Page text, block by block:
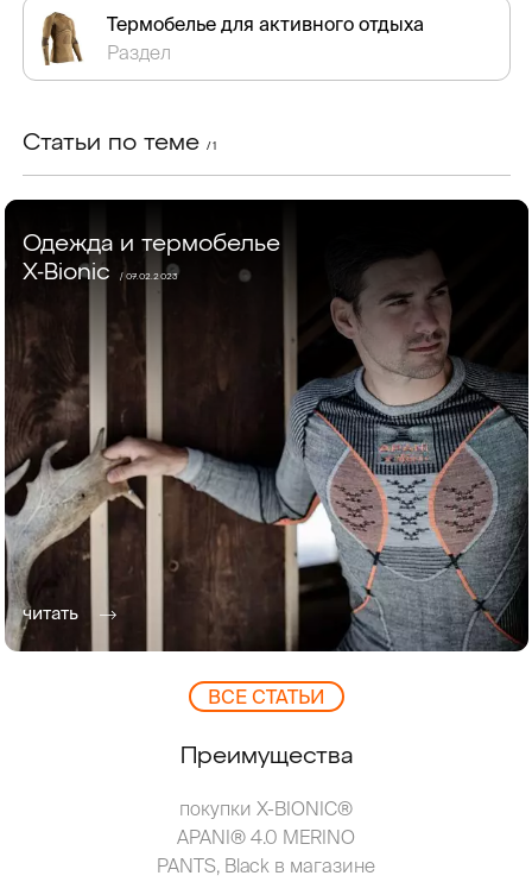
Термобелье для активного отдыха
Раздел
Статьи по теме / 1
Одежда и термобелье
X-Bionic
/ 07.02.2023
читать
ВCЕ СТАТЬИ
Преимущества
покупки X-BIONIC®
APANI® 4.0 MERINO
PANTS, Black в магазине